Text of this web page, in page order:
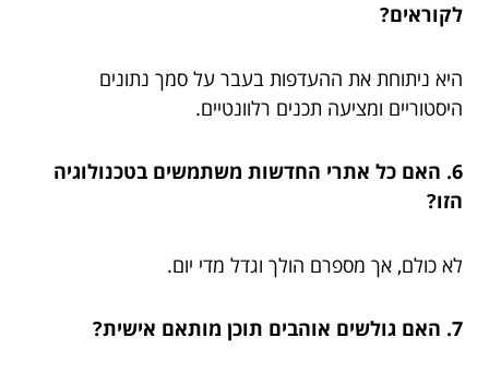
לקוראים?
היא ניתוחת את ההעדפות בעבר על סמך נתונים
היסטוריים ומציעה תכנים רלוונטיים.
6. האם כל אתרי החדשות משתמשים בטכנולוגיה
הזו?
לא כולם, אך מספרם הולך וגדל מדי יום.
7. האם גולשים אוהבים תוכן מותאם אישית?